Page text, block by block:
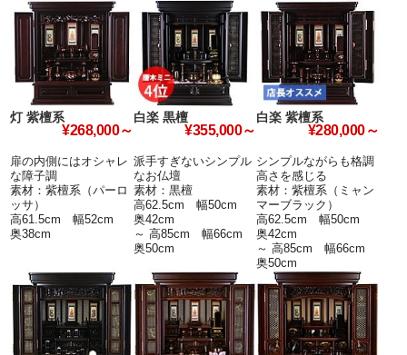
灯 紫檀系
¥268,000～
扉の内側にはオシャレ
な障子調
素材：紫檀系（パーロ
ッサ）
高61.5cm 幅52cm
奥38cm
白楽 黒檀
¥355,000～
派手すぎないシンプル
なお仏壇
素材：黒檀
高62.5cm 幅50cm
奥42cm
～ 高85cm 幅66cm
奥50cm
白楽 紫檀系
¥280,000～
シンプルながらも格調
高さを感じる
素材：紫檀系（ミャン
マーブラック）
高62.5cm 幅50cm
奥42cm
～ 高85cm 幅66cm
奥50cm